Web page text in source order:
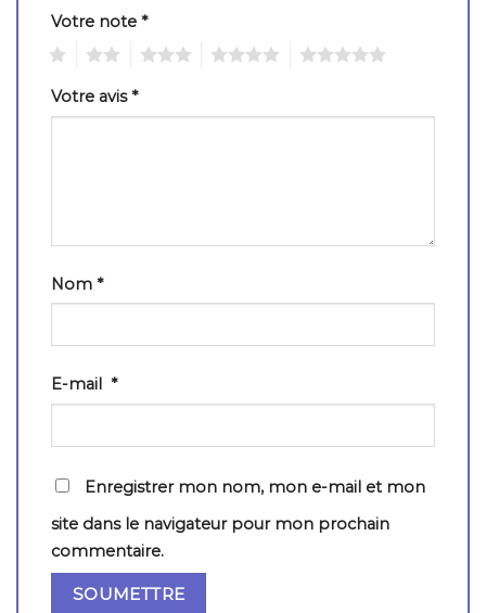
Votre note *
Votre avis*
Nom *
E-mail *
Enregistrer mon nom, mon e-mail et mon
site dans le navigateur pour mon prochain
commentaire.